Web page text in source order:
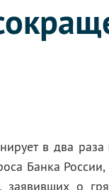
в два
Банка
заявивших о